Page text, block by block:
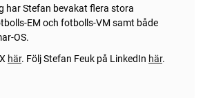
har Stefan bevakat flera stora
EM och fotbolls-VM samt både
OS.
här. Följ Stefan Feuk på LinkedIn här.